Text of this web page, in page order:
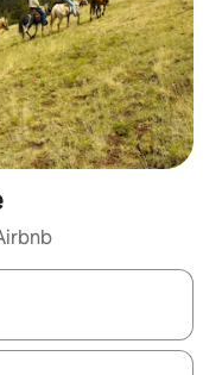
navigera med upp- och